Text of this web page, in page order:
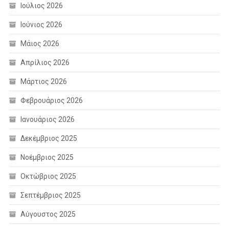
Ιούλιος 2026
Ιούνιος 2026
Μάιος 2026
Απρίλιος 2026
Μάρτιος 2026
Φεβρουάριος 2026
Ιανουάριος 2026
Δεκέμβριος 2025
Νοέμβριος 2025
Οκτώβριος 2025
Σεπτέμβριος 2025
Αύγουστος 2025